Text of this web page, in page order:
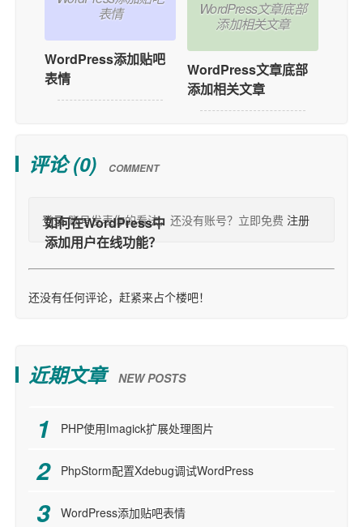
表情
WordPress添加贴吧
表情
WordPress文章底部
添加相关文章
WordPress文章底部
添加相关文章
评论 (0) COMMENT
登录账号发表你的看法，还没有账号？立即免费 注册
还没有任何评论，赶紧来占个楼吧！
近期文章 NEW POSTS
PHP使用Imagick扩展处理图片
PhpStorm配置Xdebug调试WordPress
WordPress添加贴吧表情